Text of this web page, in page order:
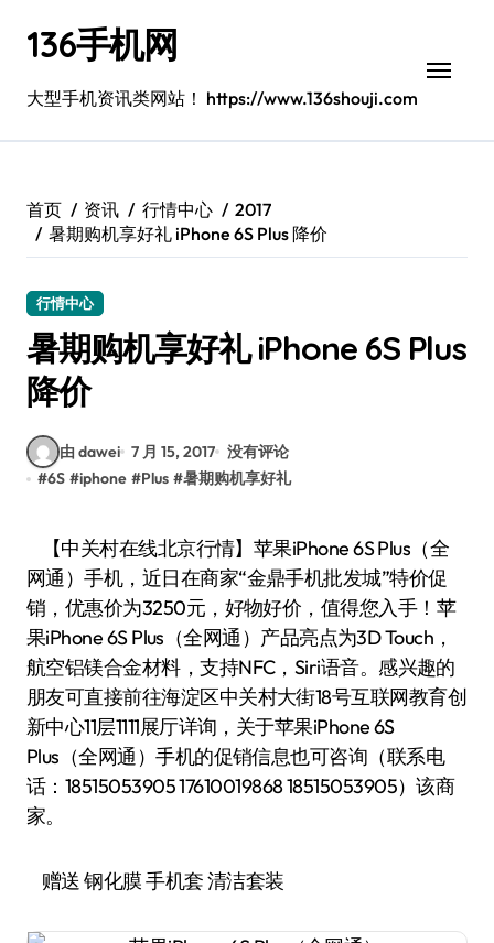
136手机网
大型手机资讯类网站！ https://www.136shouji.com
首页 资讯 行情中心
2017
暑期购机享好礼 iPhone 6S Plus 降价
行情中心
暑期购机享好礼 iPhone 6S Plus
降价
由 dawei 7 月 15, 2017 没有评论
#6S #iphone #Plus #暑期购机享好礼
【中关村在线北京行情】苹果iPhone 6S Plus（全
网通）手机，近日在商家“金鼎手机批发城”特价促
销，优惠价为3250元，好物好价，值得您入手！苹
果iPhone 6S Plus（全网通）产品亮点为3D Touch，
航空铝镁合金材料，支持NFC，Siri语音。感兴趣的
朋友可直接前往海淀区中关村大街18号互联网教育创
新中心11层1111展厅详询，关于苹果iPhone 6S
Plus（全网通）手机的促销信息也可咨询（联系电
话：18515053905 17610019868 18515053905）该商
家。
赠送 钢化膜 手机套 清洁套装